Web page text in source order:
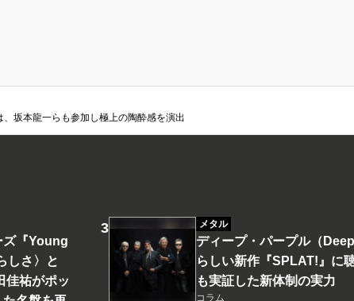
坂本龍一らも参加し極上の陶酔感を演出
ズ『Young
しさ〉と
佳祐がポッ
メタル
ディープ・パープル（
らしい新作『SPLAT!』に
も実証した新体制の実力
コラム